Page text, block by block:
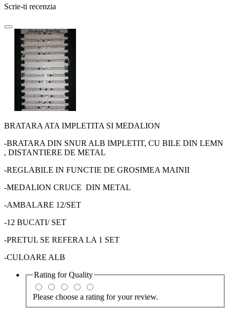
Scrie-ti recenzia
BRATARA ATA IMPLETITA SI MEDALION
-BRATARA DIN SNUR ALB IMPLETIT, CU BILE DIN LEMN
, DISTANTIERE DE METAL
-REGLABILE IN FUNCTIE DE GROSIMEA MAINII
-MEDALION CRUCE DIN METAL
-AMBALARE 12/SET
-12 BUCATI/ SET
-PRETUL SE REFERA LA 1 SET
-CULOARE ALB
Rating forQuality
Please choose a rating for your review.